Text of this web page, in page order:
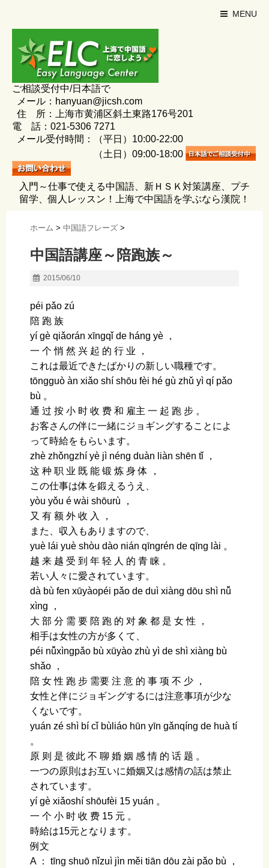
MENU
ご相談受付中/日本語で
メール：hanyuan@jicsh.com
住 所：上海市黄浦区斜土東路176号201
電 話：021-5306 7271
メール受付時間：（平日）10:00-22:00
（土日）09:00-18:00
入門～仕事で使える中国語、新ＨＳＫ対策講座、プチ
留学、個人レッスン！上海で中国語を学ぶなら漢院！
ホーム > 中国語フレーズ >
中国語講座～陪跑族～
2015/06/10
péi pǎo zú
陪 跑 族
yí ɡè qiǎorán xīnɡqǐ de hánɡ yè ，
一 个 悄 然 兴 起 的 行 业 ，
これは最近できたばかりの新しい職種です。
tōnɡɡuò àn xiǎo shí shōu fèi hé ɡù zhǔ yì qí pǎo
bù 。
通 过 按 小 时 收 费 和 雇主 一 起 跑 步 。
お客さんの伴に一緒にジョギングすることによ
って時給をもらいます。
zhè zhǒnɡzhí yè jì nénɡ duàn liàn shēn tǐ ，
这 种 职 业 既 能 锻 炼 身 体 ，
この仕事は体を鍛えるうえ、
yòu yǒu é wài shōurù ，
又 有 额 外 收 入 ，
また、収入もありますので、
yuè lái yuè shòu dào nián qīnɡrén de qīnɡ lài 。
越 来 越 受 到 年 轻 人 的 青 睐 。
若い人々に愛されています。
dà bù fen xūyàopéi pǎo de duì xiànɡ dōu shì nǚ
xìnɡ ，
大 部 分 需 要 陪 跑 的 对 象 都 是 女 性 ，
相手は女性の方が多くて、
péi nǚxìnɡpǎo bù xūyào zhù yì de shì xiànɡ bù
shǎo ，
陪 女 性 跑 步 需要 注 意 的 事 项 不 少 ，
女性と伴にジョギングするには注意事項が少な
くないです。
yuán zé shì bí cǐ bùliáo hūn yīn ɡǎnqínɡ de huà tí
。
原 则 是 彼此 不 聊 婚 姻 感 情 的 话 题 。
一つの原則はお互いに婚姻又は感情の話は禁止
されています。
yí ɡè xiǎoshí shōufèi 15 yuán 。
一 个 小 时 收 费 15 元 。
時給は15元となります。
例文
A ： tīnɡ shuō nǐzuì jìn měi tiān dōu zài pǎo bù ，